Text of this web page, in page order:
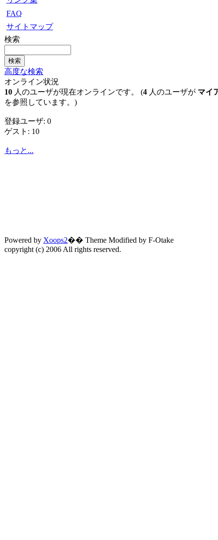
FAQ
サイトマップ
検索
高度な検索
オンライン状況
10 人のユーザが現在オンラインです。 (4 人のユーザが マイ
を参照しています。)
登録ユーザ: 0
ゲスト: 10
もっと...
Powered by Xoops2�� Theme Modified by F-Otake
copyright (c) 2006 All rights reserved.